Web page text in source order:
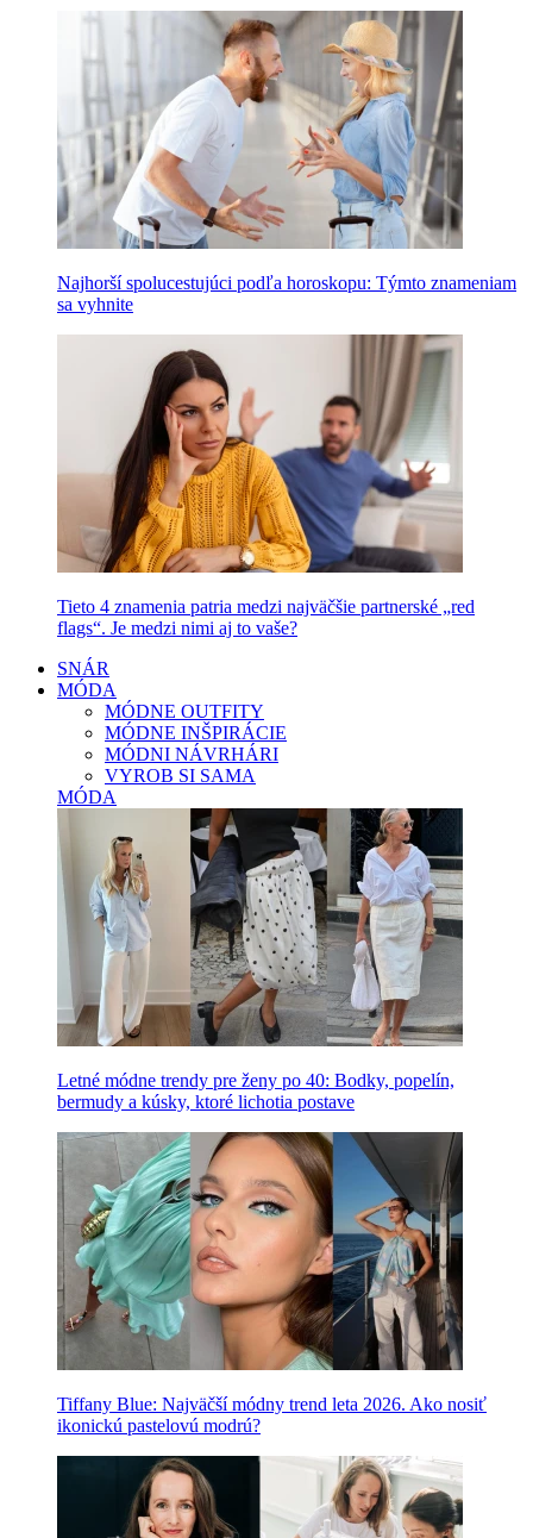
Najhorší spolucestujúci podľa horoskopu: Týmto znameniam
sa vyhnite
Tieto 4 znamenia patria medzi najväčšie partnerské „red
flags“. Je medzi nimi aj to vaše?
SNÁR
MÓDA
MÓDNE OUTFITY
MÓDNE INŠPIRÁCIE
MÓDNI NÁVRHÁRI
VYROB SI SAMA
MÓDA
Letné módne trendy pre ženy po 40: Bodky, popelín,
bermudy a kúsky, ktoré lichotia postave
Tiffany Blue: Najväčší módny trend leta 2026. Ako nosiť
ikonickú pastelovú modrú?